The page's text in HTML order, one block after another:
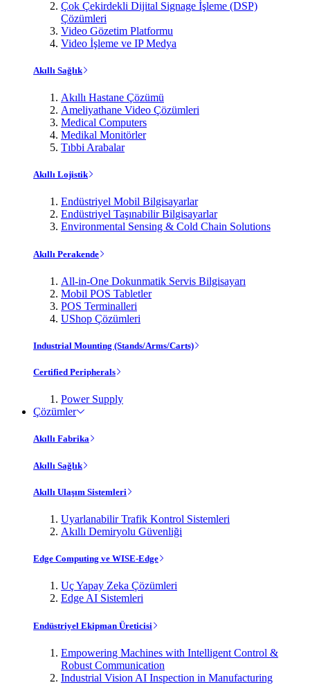
Çok Çekirdekli Dijital Signage İşleme (DSP)
Çözümleri
Video Gözetim Platformu
Video İşleme ve IP Medya
Akıllı Sağlık
Akıllı Hastane Çözümü
Ameliyathane Video Çözümleri
Medical Computers
Medikal Monitörler
Tıbbi Arabalar
Akıllı Lojistik
Endüstriyel Mobil Bilgisayarlar
Endüstriyel Taşınabilir Bilgisayarlar
Environmental Sensing & Cold Chain Solutions
Akıllı Perakende
All-in-One Dokunmatik Servis Bilgisayarı
Mobil POS Tabletler
POS Terminalleri
UShop Çözümleri
Industrial Mounting (Stands/Arms/Carts)
Certified Peripherals
Power Supply
Çözümler
Akıllı Fabrika
Akıllı Sağlık
Akıllı Ulaşım Sistemleri
Uyarlanabilir Trafik Kontrol Sistemleri
Akıllı Demiryolu Güvenliği
Edge Computing ve WISE-Edge
Uç Yapay Zeka Çözümleri
Edge AI Sistemleri
Endüstriyel Ekipman Üreticisi
Empowering Machines with Intelligent Control &
Robust Communication
Industrial Vision AI Inspection in Manufacturing